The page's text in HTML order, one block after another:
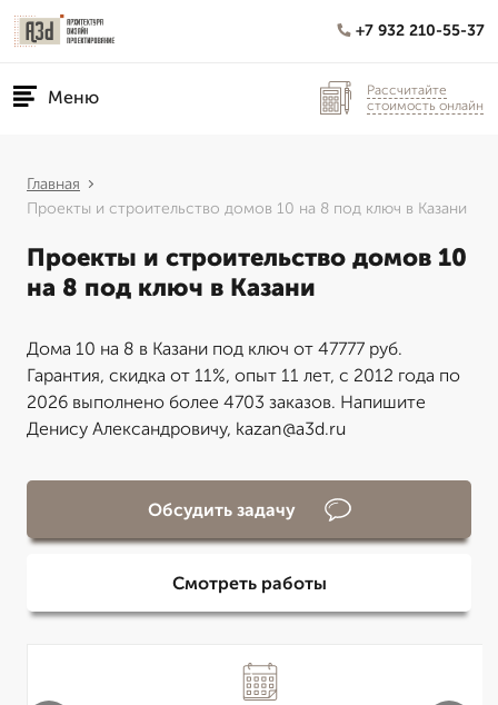
+7 932 210-55-37
Меню
Рассчитайте
стоимость онлайн
Главная
Проекты и строительство домов 10 на 8 под ключ в Казани
Проекты и строительство домов 10
на 8 под ключ в Казани
Дома 10 на 8 в Казани под ключ от 47777 руб.
Гарантия, скидка от 11%, опыт 11 лет, с 2012 года по
2026 выполнено более 4703 заказов. Напишите
Денису Александровичу, kazan@a3d.ru
Обсудить задачу
Смотреть работы